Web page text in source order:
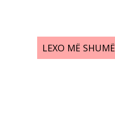
LEXO MË SHUMË